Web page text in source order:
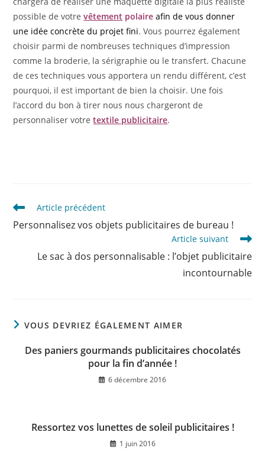
possible de votrevêtement polaireafin de vous donner
une idée concrète du projet fini. Vous pourrez également
choisir parmi de nombreuses techniques d’impression
comme la broderie, la sérigraphie ou le transfert. Chacune
de ces techniques vous apportera un rendu différent, c’est
pourquoi, il est important de bien la choisir. Une fois
l’accord du bon à tirer nous nous chargeront de
personnaliser votretextile publicitaire.
Article précédent
Personnalisez vos objets publicitaires de bureau !
Article suivant
Le sac à dos personnalisable : l’objet publicitaire
incontournable
VOUS DEVRIEZ ÉGALEMENT AIMER
Des paniers gourmands publicitaires chocolatés
pour la fin d’année !
6 décembre 2016
Ressortez vos lunettes de soleil publicitaires !
1 juin 2016